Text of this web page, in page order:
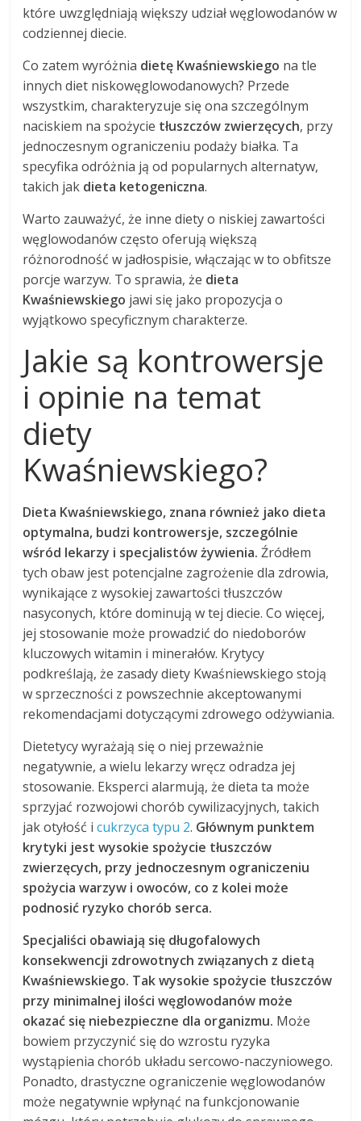
które uwzględniają większy udział węglowodanów w
codziennej diecie.
Co zatem wyróżnia dietę Kwaśniewskiego na tle
innych diet niskowęglowodanowych? Przede
wszystkim, charakteryzuje się ona szczególnym
naciskiem na spożycie tłuszczów zwierzęcych, przy
jednoczesnym ograniczeniu podaży białka. Ta
specyfika odróżnia ją od popularnych alternatyw,
takich jak dieta ketogeniczna.
Warto zauważyć, że inne diety o niskiej zawartości
węglowodanów często oferują większą
różnorodność w jadłospisie, włączając w to obfitsze
porcje warzyw. To sprawia, że dieta
Kwaśniewskiego jawi się jako propozycja o
wyjątkowo specyficznym charakterze.
Jakie są kontrowersje
i opinie na temat
diety
Kwaśniewskiego?
Dieta Kwaśniewskiego, znana również jako dieta
optymalna, budzi kontrowersje, szczególnie
wśród lekarzy i specjalistów żywienia. Źródłem
tych obaw jest potencjalne zagrożenie dla zdrowia,
wynikające z wysokiej zawartości tłuszczów
nasyconych, które dominują w tej diecie. Co więcej,
jej stosowanie może prowadzić do niedoborów
kluczowych witamin i minerałów. Krytycy
podkreślają, że zasady diety Kwaśniewskiego stoją
w sprzeczności z powszechnie akceptowanymi
rekomendacjami dotyczącymi zdrowego odżywiania.
Dietetycy wyrażają się o niej przeważnie
negatywnie, a wielu lekarzy wręcz odradza jej
stosowanie. Eksperci alarmują, że dieta ta może
sprzyjać rozwojowi chorób cywilizacyjnych, takich
jak otyłość icukrzyca typu 2. Głównym punktem
krytyki jest wysokie spożycie tłuszczów
zwierzęcych, przy jednoczesnym ograniczeniu
spożycia warzyw i owoców, co z kolei może
podnosić ryzyko chorób serca.
Specjaliści obawiają się długofalowych
konsekwencji zdrowotnych związanych z dietą
Kwaśniewskiego. Tak wysokie spożycie tłuszczów
przy minimalnej ilości węglowodanów może
okazać się niebezpieczne dla organizmu. Może
bowiem przyczynić się do wzrostu ryzyka
wystąpienia chorób układu sercowo-naczyniowego.
Ponadto, drastyczne ograniczenie węglowodanów
może negatywnie wpłynąć na funkcjonowanie